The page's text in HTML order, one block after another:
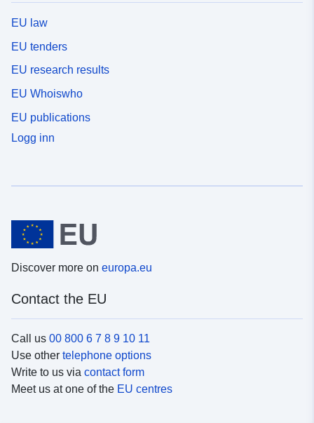
EU law
EU tenders
EU research results
EU Whoiswho
EU publications
Logg inn
Discover more on europa.eu
Contact the EU
Call us 00 800 6 7 8 9 10 11
Use other telephone options
Write to us via contact form
Meet us at one of the EU centres